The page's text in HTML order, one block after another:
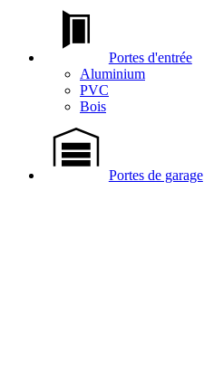
Portes d'entrée
Aluminium
PVC
Bois
Portes de garage